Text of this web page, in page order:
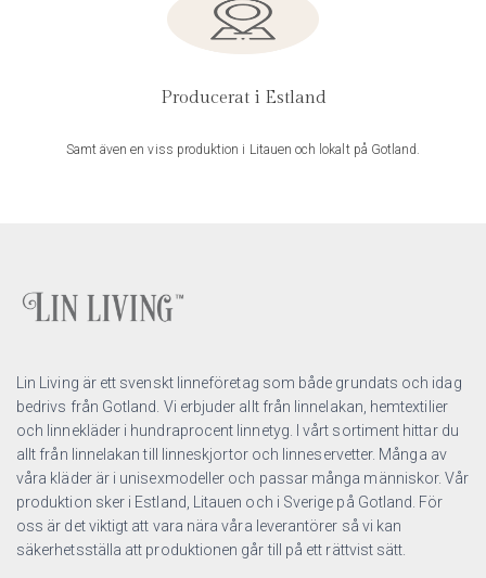
Producerat i Estland
Samt även en viss produktion i Litauen och lokalt på Gotland.
Lin Living är ett svenskt linneföretag som både grundats och idag
bedrivs från Gotland. Vi erbjuder allt från linnelakan, hemtextilier
och linnekläder i hundraprocent linnetyg. I vårt sortiment hittar du
allt från linnelakan till linneskjortor och linneservetter. Många av
våra kläder är i unisexmodeller och passar många människor. Vår
produktion sker i Estland, Litauen och i Sverige på Gotland. För
oss är det viktigt att vara nära våra leverantörer så vi kan
säkerhetsställa att produktionen går till på ett rättvist sätt.